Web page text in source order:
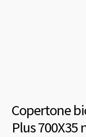
Copertone
Plus 700X35